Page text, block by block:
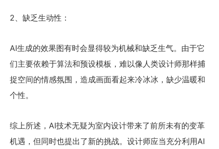
2、缺乏生动性：
AI生成的效果图有时会显得较为机械和缺乏生气。由于它
们主要依赖于算法和预设模板，难以像人类设计师那样捕
捉空间的情感氛围，造成画面看起来冷冰冰，缺少温暖和
个性。
综上所述，AI技术无疑为室内设计带来了前所未有的变革
机遇，但同时也提出了新的挑战。设计师应当充分利用AI